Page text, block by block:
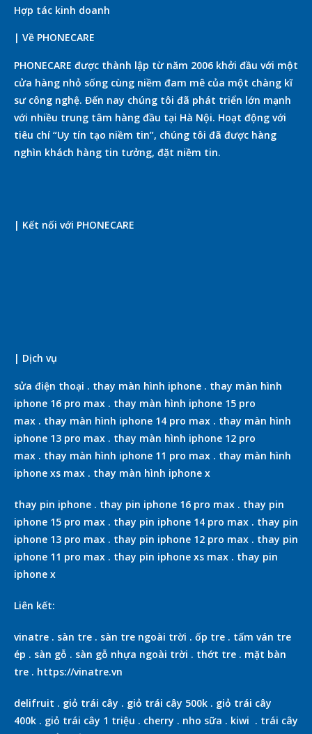
Hợp tác kinh doanh
| Về PHONECARE
PHONECARE được thành lập từ năm 2006 khởi đầu với một
cửa hàng nhỏ sống cùng niềm đam mê của một chàng kĩ
sư công nghệ. Đến nay chúng tôi đã phát triển lớn mạnh
với nhiều trung tâm hàng đầu tại Hà Nội. Hoạt động với
tiêu chí “Uy tín tạo niềm tin”, chúng tôi đã được hàng
nghìn khách hàng tin tưởng, đặt niềm tin.
| Kết nối với PHONECARE
| Dịch vụ
sửa điện thoại . thay màn hình iphone . thay màn hình
iphone 16 pro max . thay màn hình iphone 15 pro
max . thay màn hình iphone 14 pro max . thay màn hình
iphone 13 pro max . thay màn hình iphone 12 pro
max . thay màn hình iphone 11 pro max . thay màn hình
iphone xs max . thay màn hình iphone x
thay pin iphone . thay pin iphone 16 pro max . thay pin
iphone 15 pro max . thay pin iphone 14 pro max . thay pin
iphone 13 pro max . thay pin iphone 12 pro max . thay pin
iphone 11 pro max . thay pin iphone xs max . thay pin
iphone x
Liên kết:
vinatre . sàn tre . sàn tre ngoài trời . ốp tre . tấm ván tre
ép . sàn gỗ . sàn gỗ nhựa ngoài trời . thớt tre . mặt bàn
tre . https://vinatre.vn
delifruit . giỏ trái cây . giỏ trái cây 500k . giỏ trái cây
400k . giỏ trái cây 1 triệu . cherry . nho sữa . kiwi . trái cây